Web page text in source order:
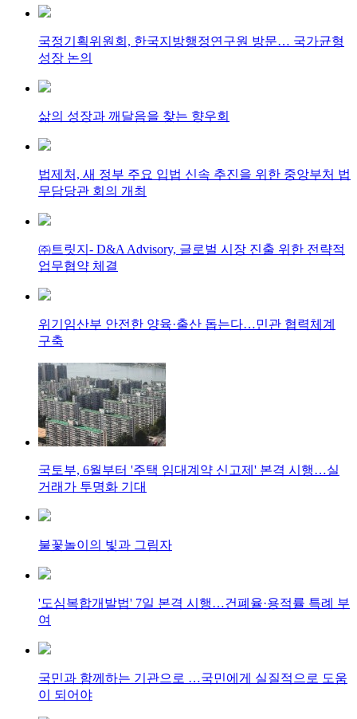
국정기획위원회, 한국지방행정연구원 방문… 국가균형
성장 논의
삶의 성장과 깨달음을 찾는 향우회
법제처, 새 정부 주요 입법 신속 추진을 위한 중앙부처 법
무담당관 회의 개최
㈜트릿지- D&A Advisory, 글로벌 시장 진출 위한 전략적
업무협약 체결
위기임산부 안전한 양육·출산 돕는다…민관 협력체계
구축
국토부, 6월부터 '주택 임대계약 신고제' 본격 시행…실
거래가 투명화 기대
불꽃놀이의 빛과 그림자
'도심복합개발법' 7일 본격 시행…건폐율·용적률 특례 부
여
국민과 함께하는 기관으로 …국민에게 실질적으로 도움
이 되어야